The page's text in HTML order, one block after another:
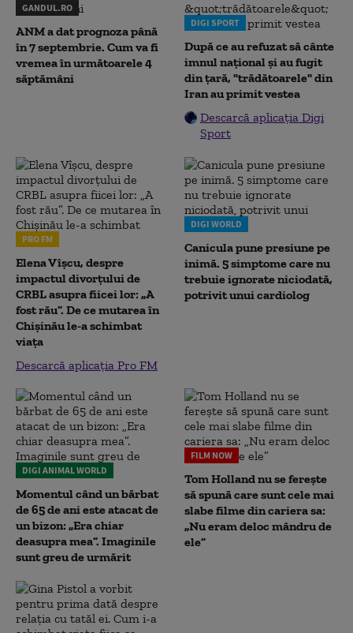
GANDUL.RO
ANM a dat prognoza până
în 7 septembrie. Cum va fi
vremea în următoarele 4
săptămâni
DIGI SPORT
După ce au refuzat să cânte
imnul naţional şi au fugit
din ţară, "trădătoarele" din
Iran au primit vestea
Descarcă aplicația Digi
Sport
PRO FM
Elena Vîșcu, despre
impactul divorțului de
CRBL asupra fiicei lor: „A
fost rău”. De ce mutarea în
Chișinău le-a schimbat
viața
Descarcă aplicația Pro FM
DIGI WORLD
Canicula pune presiune pe
inimă. 5 simptome care nu
trebuie ignorate niciodată,
potrivit unui cardiolog
DIGI ANIMAL WORLD
Momentul când un bărbat
de 65 de ani este atacat de
un bizon: „Era chiar
deasupra mea”. Imaginile
sunt greu de urmărit
FILM NOW
Tom Holland nu se ferește
să spună care sunt cele mai
slabe filme din cariera sa:
„Nu eram deloc mândru de
ele”